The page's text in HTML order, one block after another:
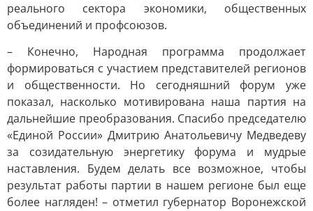
реального сектора экономики, общественных
объединений и профсоюзов.
– Конечно, Народная программа продолжает
формироваться с участием представителей регионов
и общественности. Но сегодняшний форум уже
показал, насколько мотивирована наша партия на
дальнейшие преобразования. Спасибо председателю
«Единой России» Дмитрию Анатольевичу Медведеву
за созидательную энергетику форума и мудрые
наставления. Будем делать все возможное, чтобы
результат работы партии в нашем регионе был еще
более нагляден! – отметил губернатор Воронежской